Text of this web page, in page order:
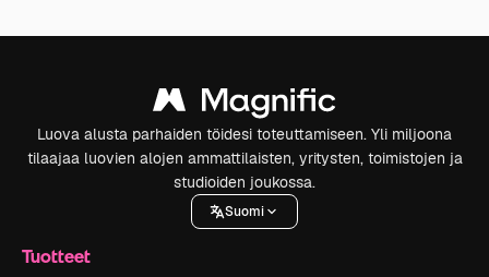
Luova alusta parhaiden töidesi toteuttamiseen. Yli miljoona
tilaajaa luovien alojen ammattilaisten, yritysten, toimistojen ja
studioiden joukossa.
Suomi
Tuotteet